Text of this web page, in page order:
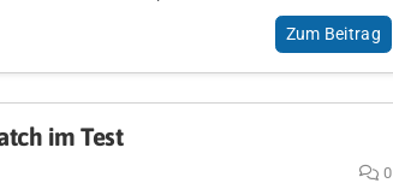
Zum Beitrag
im Test
0